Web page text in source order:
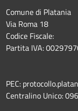
Comune di Platania
Via Roma 18
Codice Fiscale:
Partita IVA:
PEC:
Centralino Unico: